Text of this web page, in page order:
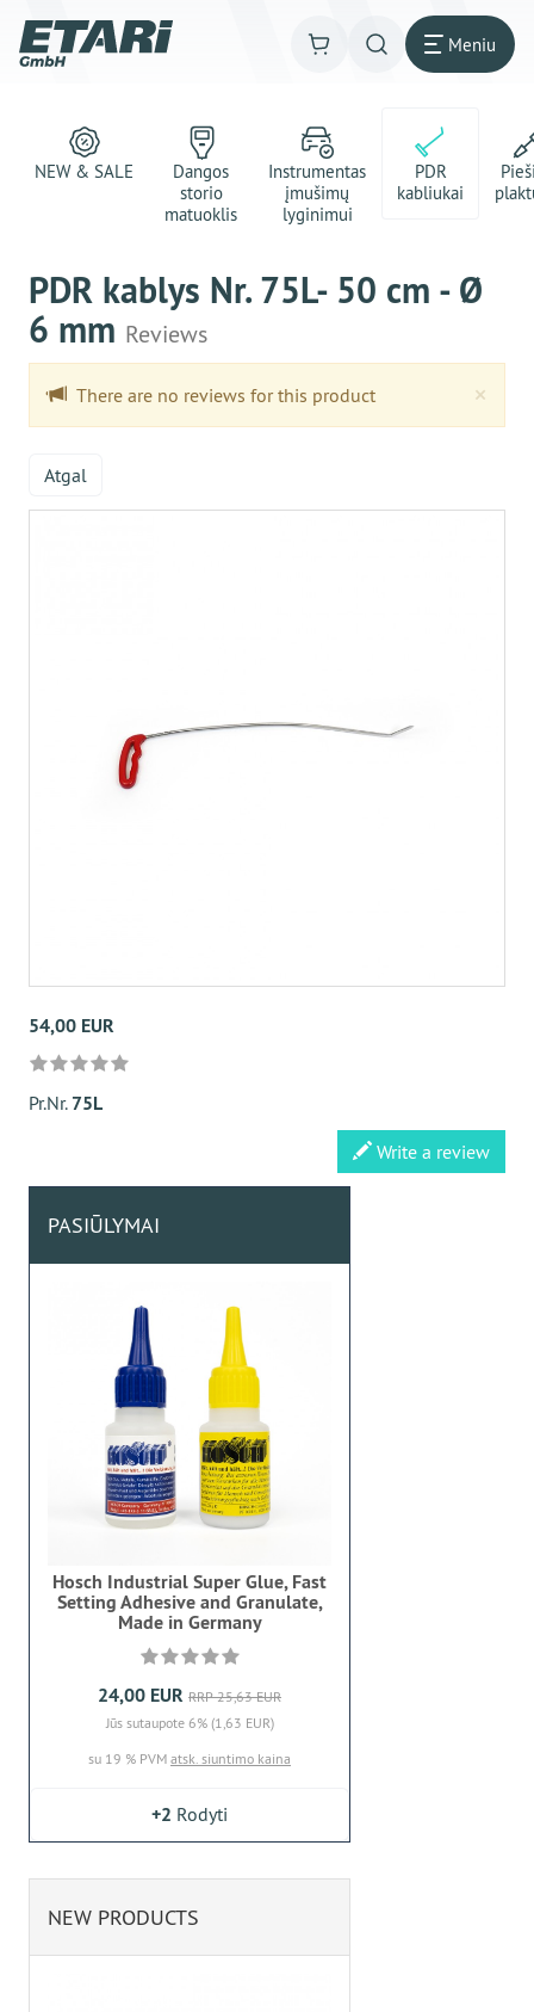
Meniu
NEW & SALE
Dangos
storio
matuoklis
Instrumentas
įmušimų
lyginimui
PDR
kabliukai
PDR kablys Nr. 75L- 50 cm - Ø
6 mm Reviews
×
There are no reviews for this product
Atgal
54,00 EUR
Pr.Nr. 75L
Write a review
PASIŪLYMAI
Hosch Industrial Super Glue, Fast
Setting Adhesive and Granulate,
Made in Germany
24,00 EUR RRP 25,63 EUR
Jūs sutaupote 6% (1,63 EUR)
su 19 % PVM atsk. siuntimo kaina
+2 Rodyti
NEW PRODUCTS